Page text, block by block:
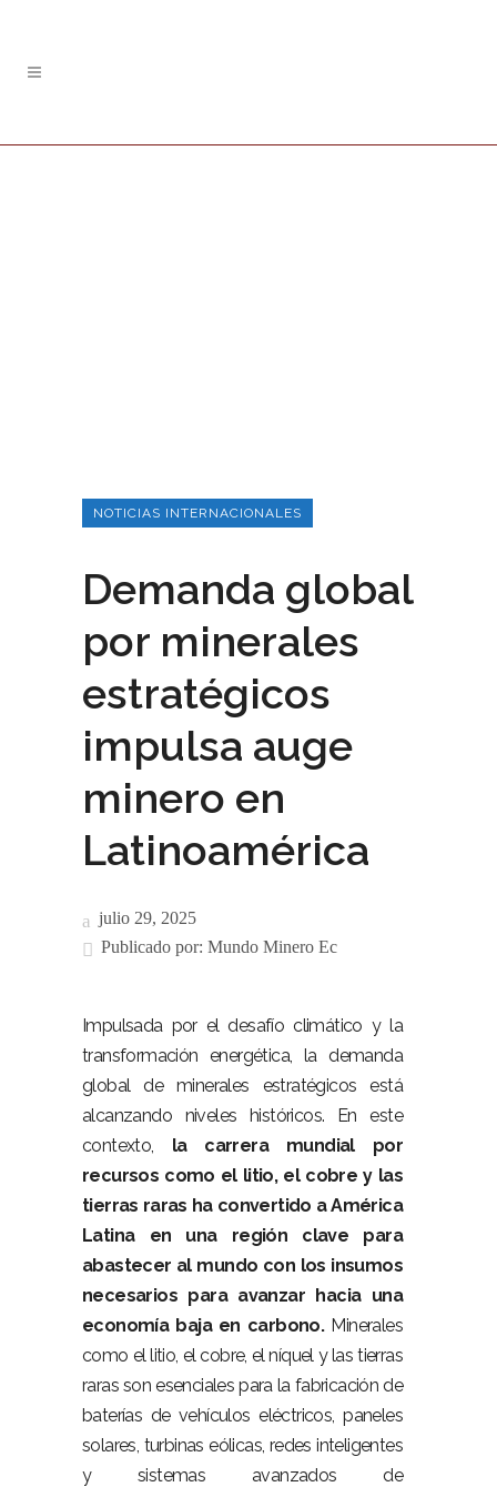
NOTICIAS INTERNACIONALES
Demanda global
por minerales
estratégicos
impulsa auge
minero en
Latinoamérica
julio 29, 2025
Publicado por: Mundo Minero Ec
Impulsada por el desafío climático y la
transformación energética, la demanda
global de minerales estratégicos está
alcanzando niveles históricos. En este
contexto, la carrera mundial por
recursos como el litio, el cobre y las
tierras raras ha convertido a América
Latina en una región clave para
abastecer al mundo con los insumos
necesarios para avanzar hacia una
economía baja en carbono.Minerales
como el litio, el cobre, el níquel y las tierras
raras son esenciales para la fabricación de
baterías de vehículos eléctricos, paneles
solares, turbinas eólicas, redes inteligentes
y sistemas avanzados de